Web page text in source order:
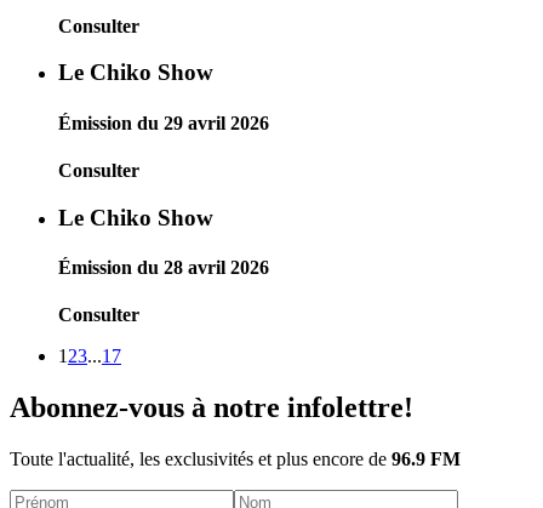
Consulter
Le Chiko Show
Émission du 29 avril 2026
Consulter
Le Chiko Show
Émission du 28 avril 2026
Consulter
1 23...17
Abonnez-vous à notre infolettre!
Toute l'actualité, les exclusivités et plus encore de 96.9 FM